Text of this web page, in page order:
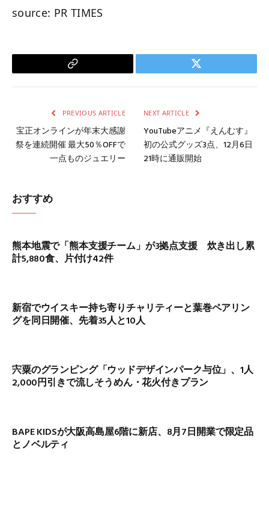
source: PR TIMES
Copy
Twitter
PREVIOUS ARTICLE
宝正オンラインが年末大感謝
祭を連続開催 最大50％OFFで
一点ものジュエリー
NEXT ARTICLE
YouTubeアニメ『えんむす』
初の公式グッズ3点、12月6日
21時に通販開始
おすすめ
熊本地震で「熊本支援チーム」が3拠点支援 炊き出し累
計5,880食、片付け42件
新宿でウイスキー持ち寄りチャリティーと葉巻ペアリン
グを同日開催、先着35人と10人
宍粟のグランピング「ウッドデザインパーク与位」、1人
2,000円引きで流しそうめん・花火付きプラン
BAPE KIDSが大阪高島屋6階に新店、8月7日開業で限定品
とノベルティ